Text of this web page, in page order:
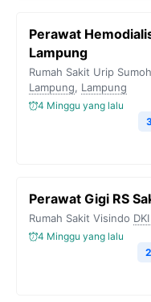
Perawat
Lampung
Rumah Sakit Urip
Lampung, Lampung
4 Minggu yang lalu
Perawat Gigi RS
Rumah Sakit Visindo
4 Minggu yang lalu